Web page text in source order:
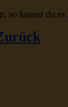
so kannst du es